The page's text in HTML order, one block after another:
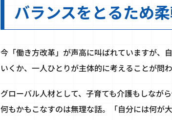
バランスをとるため
今「働き方改革」が声高に叫ばれていますが、
いくか、一人ひとりが主体的に考えることが問
グローバル人材として、子育ても介護もしなが
何もかもこなすのは無理な話。「自分には何が